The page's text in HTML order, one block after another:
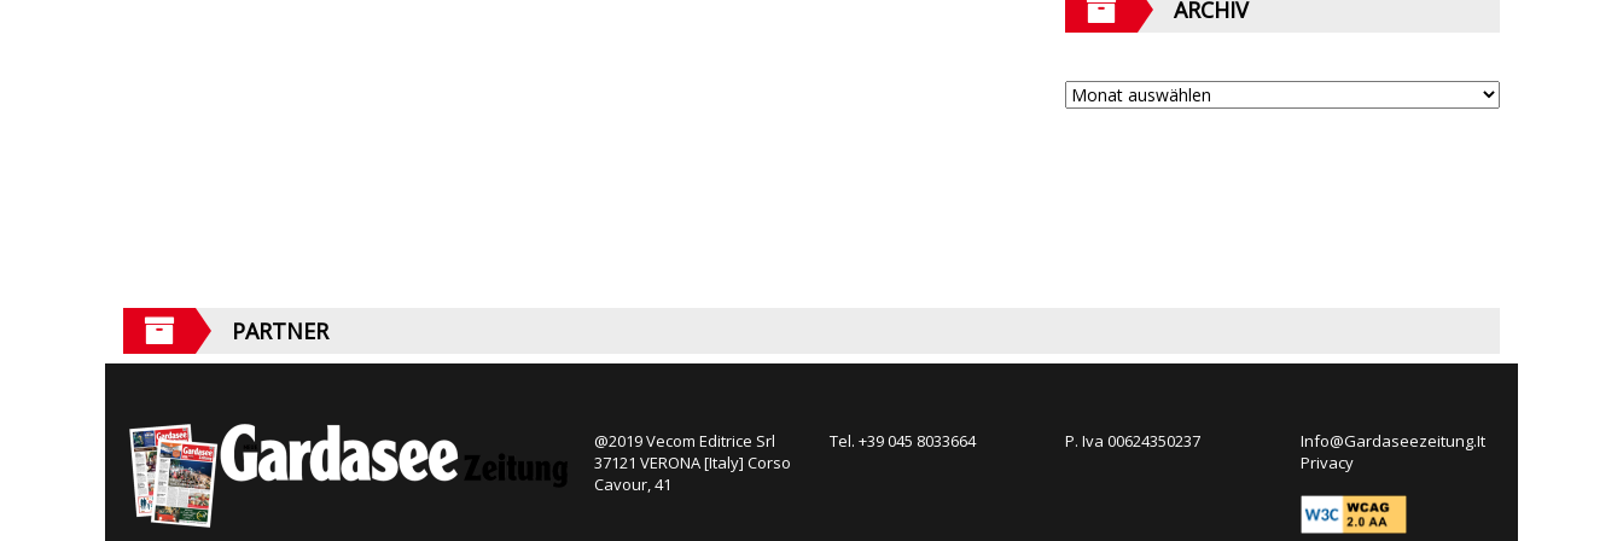
ARCHIV
PARTNER
@2019 Vecom Editrice Srl
37121 VERONA [Italy] Corso
Cavour, 41
Tel. +39 045 8033664 P. Iva 00624350237
Info@Gardaseezeitung.It
Privacy